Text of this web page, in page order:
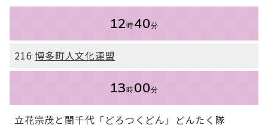
12時40分
216 博多町人文化連盟
13時00分
立花宗茂と誾千代「どろつくどん」どんたく隊